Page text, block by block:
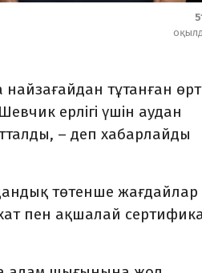
тұтанған өрт
ерлігі үшін аудан
– деп хабарлайды
төтенше жағдайлар
пен ақшалай